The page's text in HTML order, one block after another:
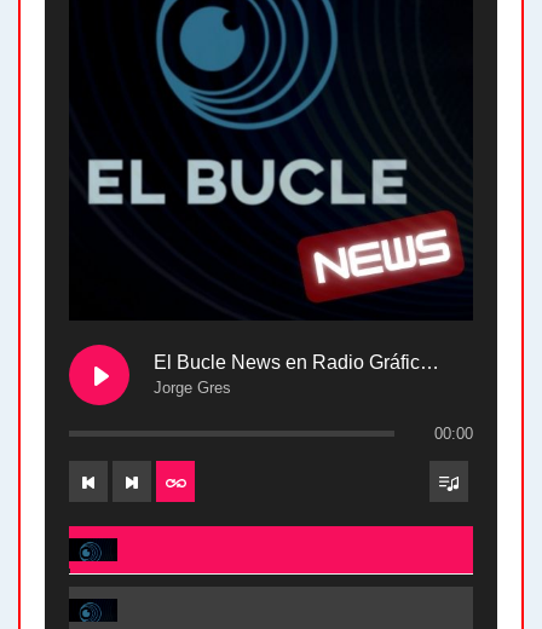
El Bucle News en Radio Gráfica. Bloque 2 . 28.04.24
Jorge Gres
00:00
El Bucle News en Radio Gráfica. Bloque 2 . 28.04.24 - Jorge Gres